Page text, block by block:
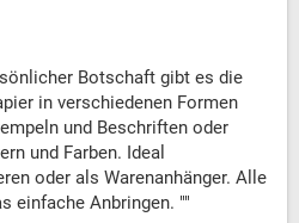
Botschaft gibt es die
in verschiedenen Formen
und Beschriften oder
und Farben. Ideal
oder als Warenanhänger. Alle
einfache Anbringen. ""